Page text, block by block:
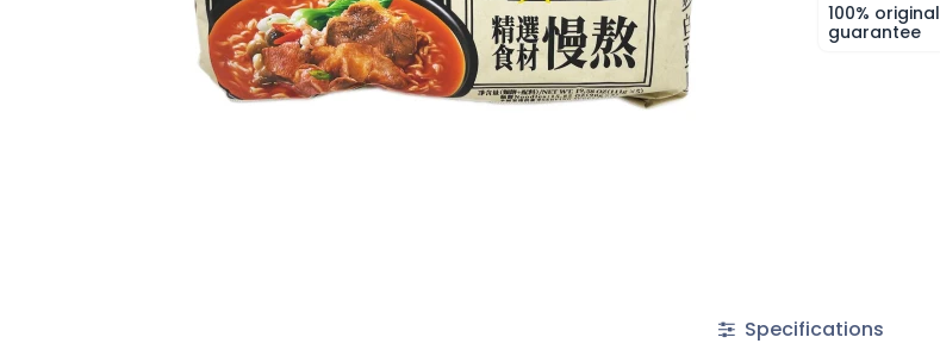
100% original
guarantee
Specifications